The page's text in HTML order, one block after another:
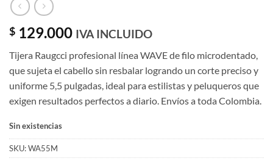
$ 129.000 IVA INCLUIDO
Tijera Raugcci profesional línea WAVE de filo microdentado,
que sujeta el cabello sin resbalar logrando un corte preciso y
uniforme 5,5 pulgadas, ideal para estilistas y peluqueros que
exigen resultados perfectos a diario. Envíos a toda Colombia.
Sin existencias
SKU:WA55M